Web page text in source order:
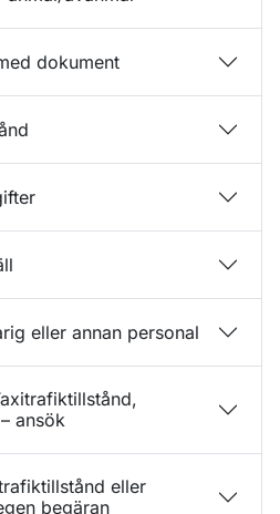
dokument
eller annan personal
ansök
eller
begäran